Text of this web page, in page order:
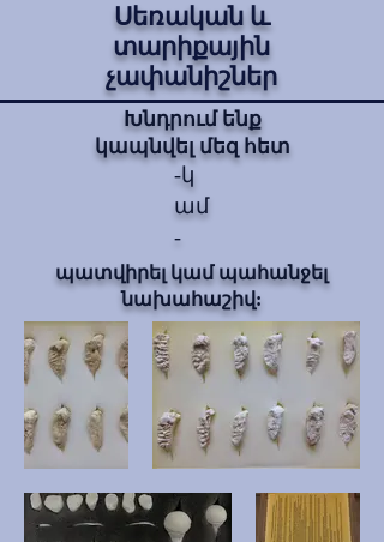
Սեռական և
տարիքային
չափանիշներ
Խնդրում ենք
կապնվել մեզ հետ
-կ
ամ
-
պատվիրել կամ պահանջել
նախահաշիվ: